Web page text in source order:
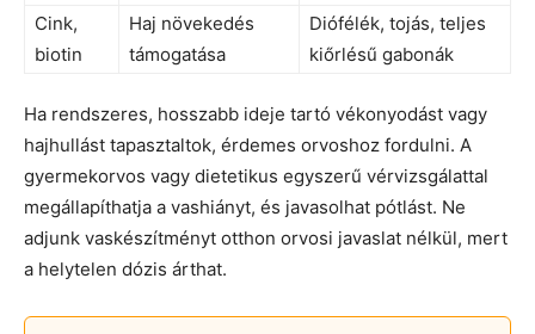
Cink,
biotin
Haj növekedés
támogatása
Diófélék, tojás, teljes
kiőrlésű gabonák
Ha rendszeres, hosszabb ideje tartó vékonyodást vagy
hajhullást tapasztaltok, érdemes orvoshoz fordulni. A
gyermekorvos vagy dietetikus egyszerű vérvizsgálattal
megállapíthatja a vashiányt, és javasolhat pótlást. Ne
adjunk vaskészítményt otthon orvosi javaslat nélkül, mert
a helytelen dózis árthat.